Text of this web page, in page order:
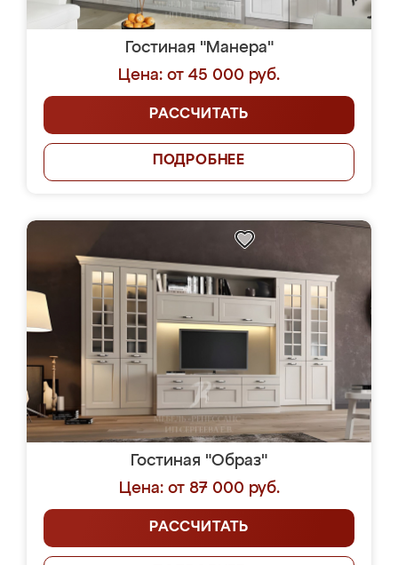
Гостиная "Манера"
Цена: от 45 000 руб.
РАССЧИТАТЬ
ПОДРОБНЕЕ
Гостиная "Образ"
Цена: от 87 000 руб.
РАССЧИТАТЬ